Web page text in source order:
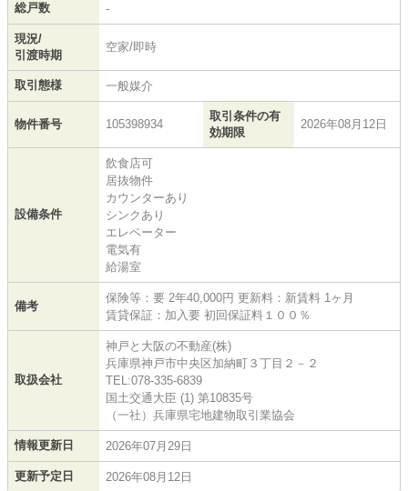
総戸数 -
現況/
引渡時期
空家/即時
取引態様 一般媒介
物件番号 105398934
取引条件の有
効期限
2026年08月12日
設備条件
飲食店可
居抜物件
カウンターあり
シンクあり
エレベーター
電気有
給湯室
備考
保険等：要 2年40,000円 更新料：新賃料 1ヶ⽉
賃貸保証：加⼊要 初回保証料１００％
取扱会社
神戸と大阪の不動産(株)
兵庫県神戸市中央区加納町３丁目２－２
TEL:078-335-6839
国土交通大臣 (1) 第10835号
（一社）兵庫県宅地建物取引業協会
情報更新日 2026年07月29日
更新予定日 2026年08月12日